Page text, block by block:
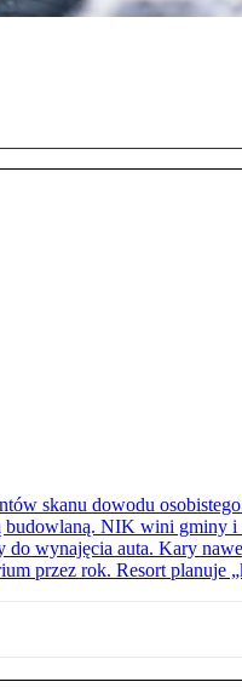
skanu dowodu
budowlaną. NIK wini gminy i
do wynajęcia auta. Kary
przez rok. Resort planuje